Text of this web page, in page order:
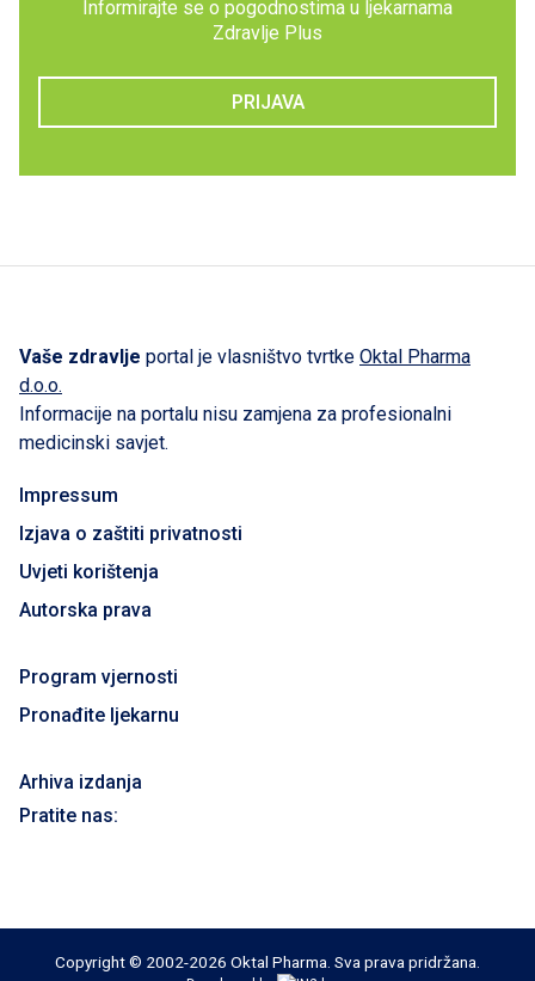
Informirajte se o pogodnostima u ljekarnama
Zdravlje Plus
PRIJAVA
Vaše zdravlje portal je vlasništvo tvrtke Oktal Pharma
d.o.o.
Informacije na portalu nisu zamjena za profesionalni
medicinski savjet.
Impressum
Izjava o zaštiti privatnosti
Uvjeti korištenja
Autorska prava
Program vjernosti
Pronađite ljekarnu
Arhiva izdanja
Pratite nas:
Copyright © 2002-2026 Oktal Pharma. Sva prava pridržana.